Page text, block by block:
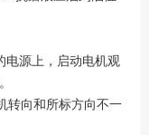
源上，启动电机观
转向和所标方向不一